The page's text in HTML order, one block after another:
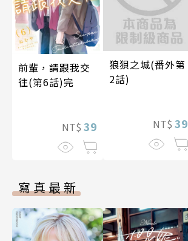
前輩，請跟我交
往(第6話)完
NT$ 39
狼狽之城(番外第
2話)
NT$ 39
寫真最新